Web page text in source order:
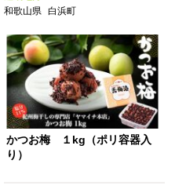
和歌山県 白浜町
かつお梅 １kg（ポリ容器入
り）